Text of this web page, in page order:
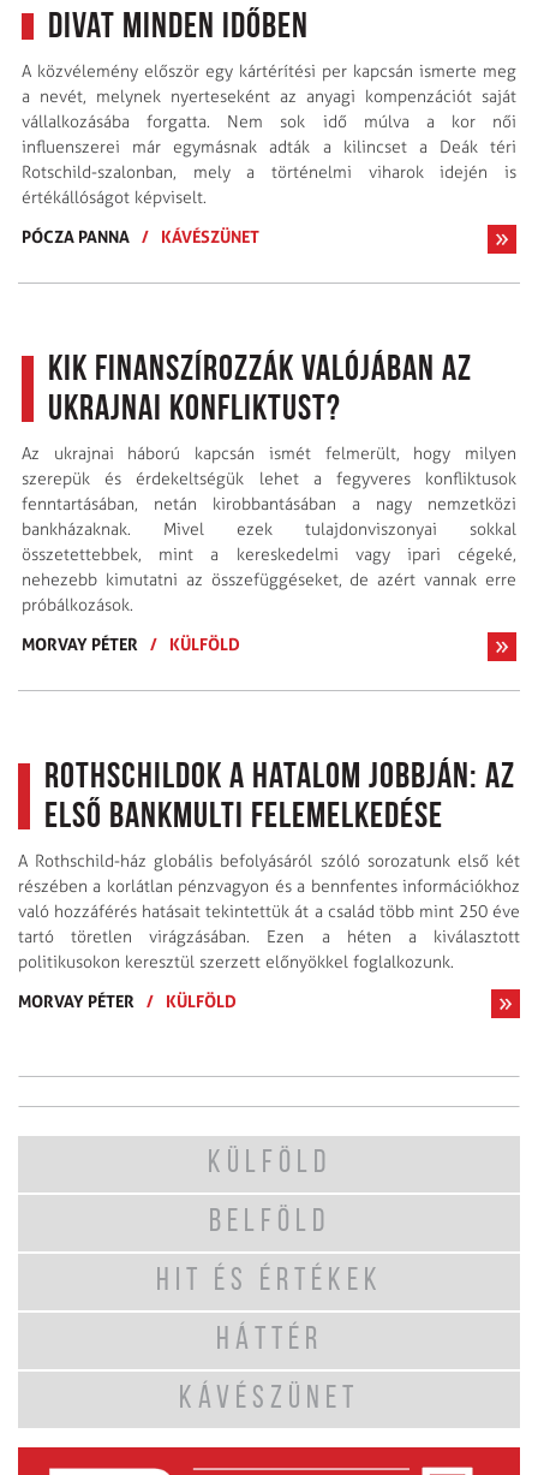
Divat minden időben
A közvélemény először egy kártérítési per kapcsán ismerte meg
a nevét, melynek nyerteseként az anyagi kompenzációt saját
vállalkozásába forgatta. Nem sok idő múlva a kor női
influenszerei már egymásnak adták a kilincset a Deák téri
Rotschild-szalonban, mely a történelmi viharok idején is
értékállóságot képviselt.
PÓCZA PANNA / KÁVÉSZÜNET
Kik finanszírozzák valójában az
ukrajnai konfliktust?
Az ukrajnai háború kapcsán ismét felmerült, hogy milyen
szerepük és érdekeltségük lehet a fegyveres konfliktusok
fenntartásában, netán kirobbantásában a nagy nemzetközi
bankházaknak. Mivel ezek tulajdonviszonyai sokkal
összetettebbek, mint a kereskedelmi vagy ipari cégeké,
nehezebb kimutatni az összefüggéseket, de azért vannak erre
próbálkozások.
MORVAY PÉTER
/ KÜLFÖLD
Rothschildok a hatalom jobbján: Az
első bankmulti felemelkedése
A Rothschild-ház globális befolyásáról szóló sorozatunk első két
részében a korlátlan pénzvagyon és a bennfentes információkhoz
való hozzáférés hatásait tekintettük át a család több mint 250 éve
tartó töretlen virágzásában. Ezen a héten a kiválasztott
politikusokon keresztül szerzett előnyökkel foglalkozunk.
MORVAY PÉTER
/ KÜLFÖLD
KÜLFÖLD
BELFÖLD
HIT ÉS ÉRTÉKEK
HÁTTÉR
KÁVÉSZÜNET